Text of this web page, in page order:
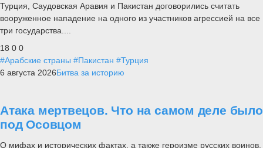
Турция, Саудовская Аравия и Пакистан договорились считать
вооруженное нападение на одного из участников агрессией на все
три государства....
18 0 0
#Арабские страны #Пакистан #Турция
6 августа 2026Битва за историю
Атака мертвецов. Что на самом деле было
под Осовцом
О мифах и исторических фактах, а также героизме русских воинов.